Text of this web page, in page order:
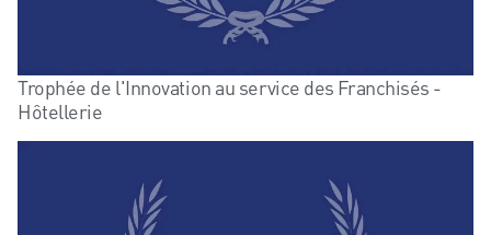
Trophée de l'Innovation au service des Franchisés -
Hôtellerie